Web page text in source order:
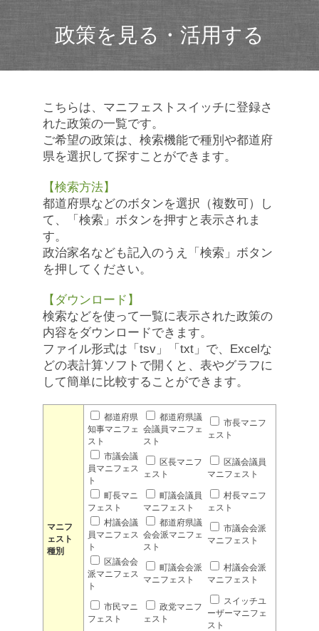
政策を見る・活用する
こちらは、マニフェストスイッチに登録さ
れた政策の一覧です。
ご希望の政策は、検索機能で種別や都道府
県を選択して探すことができます。
【検索方法】
都道府県などのボタンを選択（複数可）し
て、「検索」ボタンを押すと表示されま
す。
政治家名なども記入のうえ「検索」ボタン
を押してください。
【ダウンロード】
検索などを使って一覧に表示された政策の
内容をダウンロードできます。
ファイル形式は「tsv」「txt」で、Excelな
どの表計算ソフトで開くと、表やグラフに
して簡単に比較することができます。
マニフ
ェスト
種別
都道府県
知事マニフェ
スト
都道府県議
会議員マニフェ
スト
市長マニフ
ェスト
市議会議
員マニフェス
ト
区長マニフ
ェスト
区議会議員
マニフェスト
町長マニ
フェスト
町議会議員
マニフェスト
村長マニフ
ェスト
村議会議
員マニフェス
ト
都道府県議
会会派マニフェ
スト
市議会会派
マニフェスト
区議会会
派マニフェス
ト
町議会会派
マニフェスト
村議会会派
マニフェスト
市民マニ
フェスト
政党マニフ
ェスト
スイッチユ
ーザーマニフェ
スト